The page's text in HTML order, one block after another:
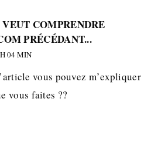
COMPRENDRE
PRÉCÉDANT...
04 MIN
vous pouvez m’expliquer
vous faites ??